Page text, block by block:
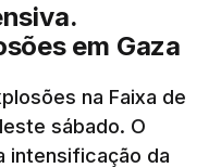
em Gaza
na Faixa de
sábado. O
intensificação da